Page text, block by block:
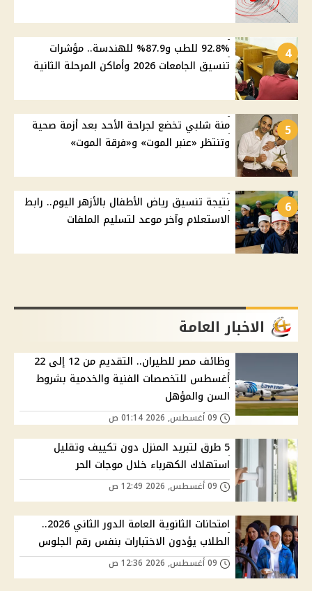
4
92.8% للطب و87.9% للهندسة.. مؤشرات
تنسيق الجامعات 2026 وأماكن المرحلة الثانية
5
منة شلبي تخضع لجراحة الأحد بعد أزمة صحية
وتنتظر «عنبر الموت» و«فرقة الموت»
6
نتيجة تنسيق رياض الأطفال بالأزهر اليوم.. رابط
الاستعلام وآخر موعد لتسليم الملفات
الاخبار العامة
وظائف مصر للطيران.. التقديم من 12 إلى 22
أغسطس للتخصصات الفنية والخدمية بشروط
السن والمؤهل
5 طرق لتبريد المنزل دون تكييف وتقليل
استهلاك الكهرباء خلال موجات الحر
امتحانات الثانوية العامة الدور الثاني 2026..
الطلاب يؤدون الاختبارات بنفس رقم الجلوس